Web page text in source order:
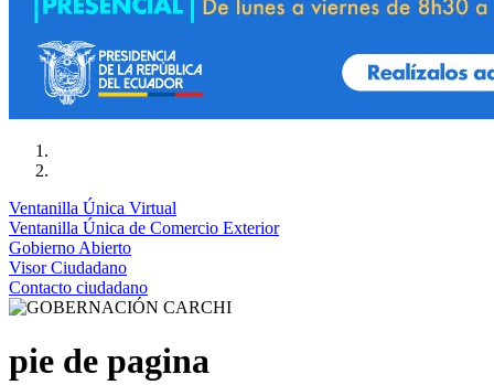
Ventanilla Única Virtual
Ventanilla Única de Comercio Exterior
Gobierno Abierto
Visor Ciudadano
Contacto ciudadano
pie de pagina